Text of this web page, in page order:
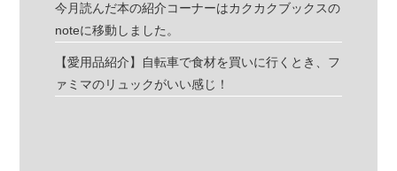
今月読んだ本の紹介コーナーはカクカクブックスの
noteに移動しました。
【愛用品紹介】自転車で食材を買いに行くとき、フ
ァミマのリュックがいい感じ！